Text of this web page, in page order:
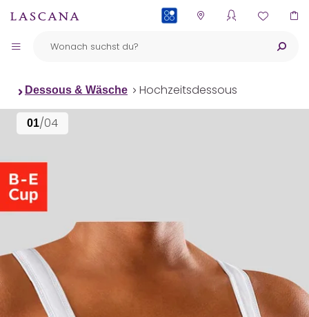
Dessous & Wäsche Hochzeitsdessous
01/04